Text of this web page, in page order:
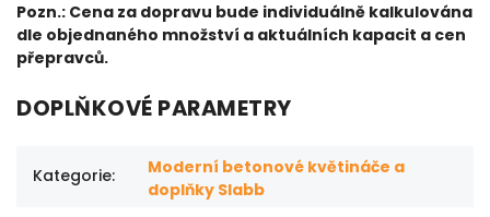
Pozn.: Cena za dopravu bude individuálně kalkulována
dle objednaného množství a aktuálních kapacit a cen
přepravců.
DOPLŇKOVÉ PARAMETRY
Kategorie:
Moderní betonové květináče a
doplňky Slabb